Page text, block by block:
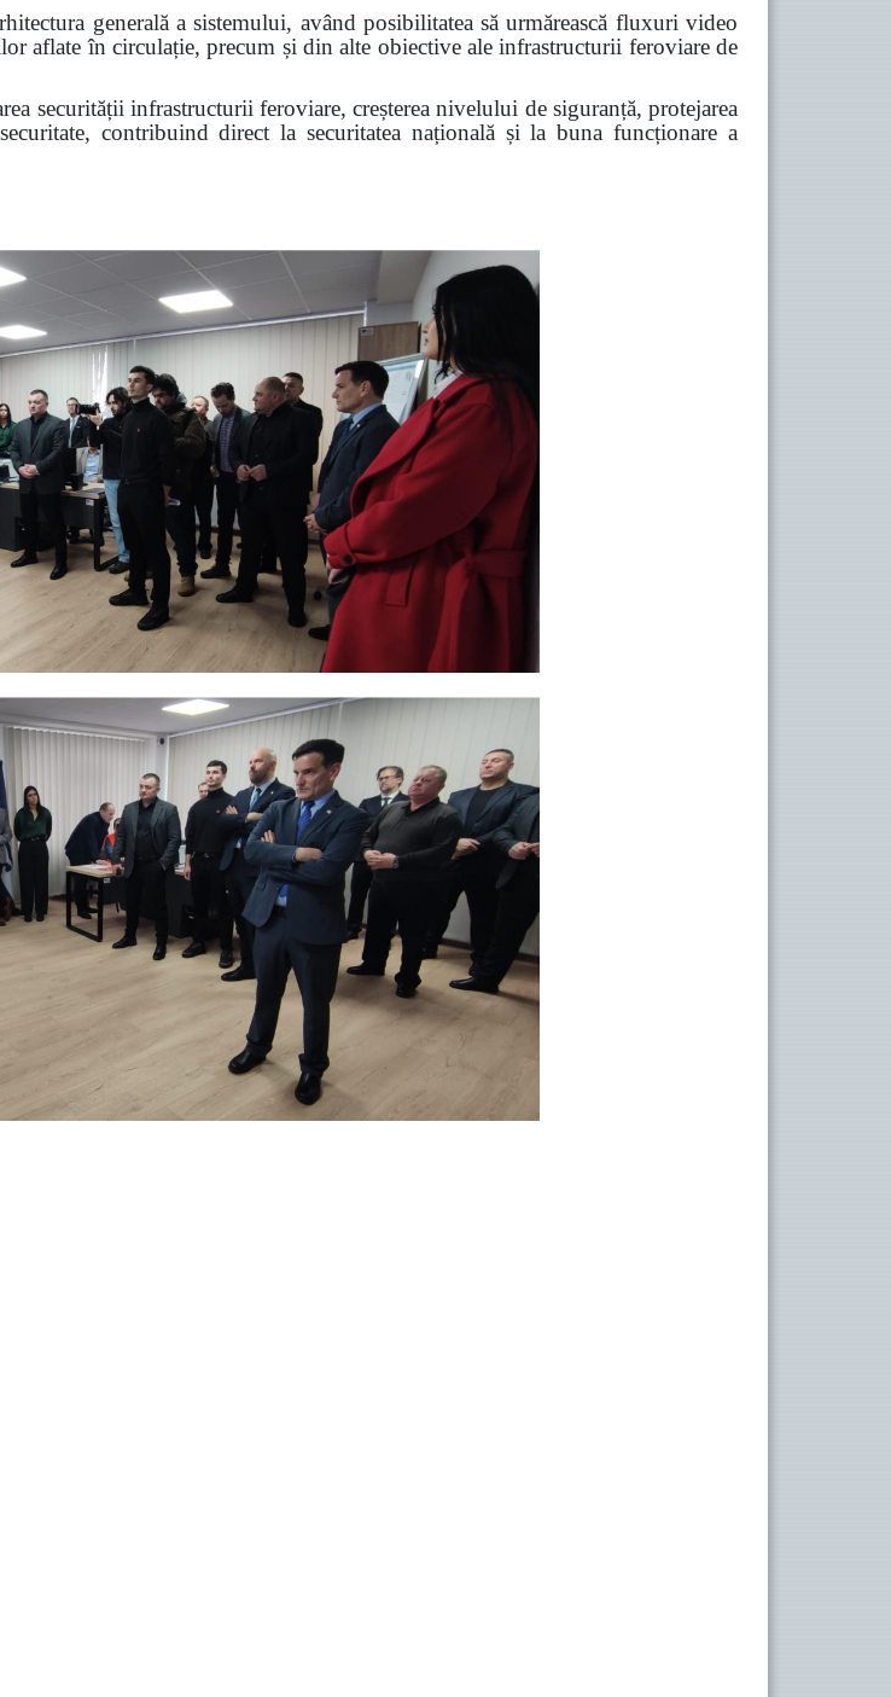
generală a sistemului, având posibilitatea să urmărească fluxuri video
aflate în circulație, precum și din alte obiective ale infrastructurii feroviare de
securității infrastructurii feroviare, creșterea nivelului de siguranță, protejarea
contribuind direct la securitatea națională și la buna funcționare a